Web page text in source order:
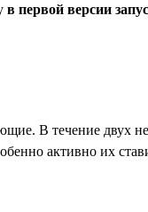
в первой версии
В течение двух
активно их